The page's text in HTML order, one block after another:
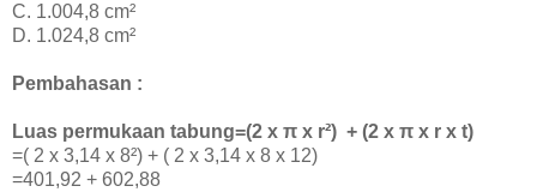
C. 1.004,8 cm²
D. 1.024,8 cm²
Pembahasan :
Luas permukaan tabung=(2 x π x r²) + (2 x π x r x t)
=( 2 x 3,14 x 8²) + ( 2 x 3,14 x 8 x 12)
=401,92 + 602,88